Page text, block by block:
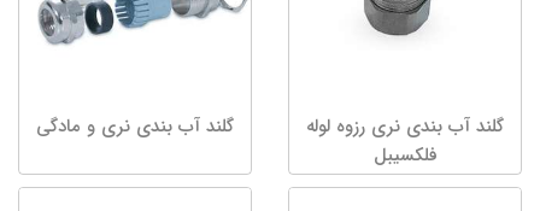
گلند آب بندی نری رزوه لوله
فلکسیبل
گلند آب بندی نری و مادگی